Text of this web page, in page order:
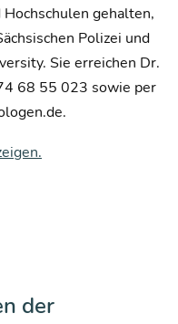
gehalten,
Polizei und
Sie erreichen Dr.
68 55 023 sowie per
der